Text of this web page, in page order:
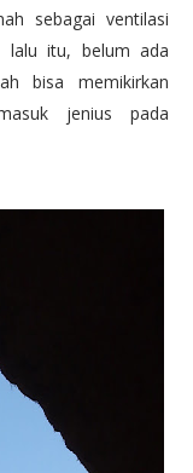
sebagai ventilasi
lalu itu, belum ada
bisa memikirkan
jenius pada